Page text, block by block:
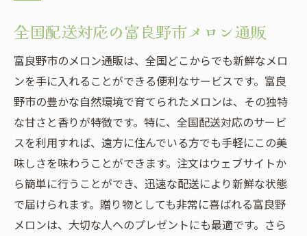
全国配送対応の富良野市メロン通販
富良野市のメロン通販は、全国どこからでも新鮮なメロ
ンを手に入れることができる便利なサービスです。富良
野市の豊かな自然環境で育てられたメロンは、その独特
な甘さと香りが特徴です。特に、全国配送対応のサービ
スを利用すれば、遠方に住んでいる方でも手軽にこの美
味しさを味わうことができます。注文はウェブサイトか
ら簡単に行うことができ、迅速な配送により新鮮な状態
で届けられます。贈り物としても非常に喜ばれる富良野
メロンは、大切な人へのプレゼントにも最適です。さら